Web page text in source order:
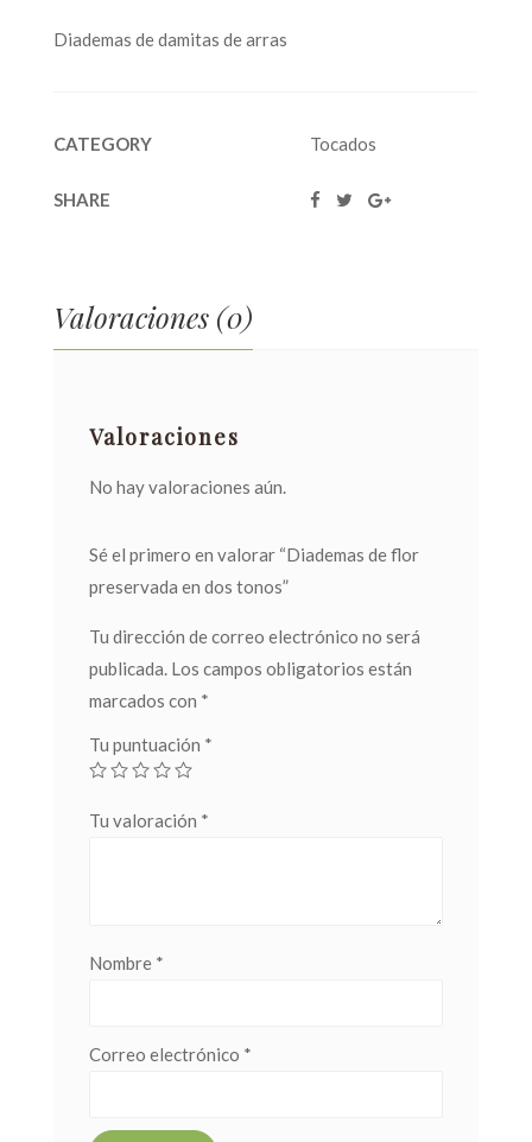
Diademas de damitas de arras
CATEGORY Tocados
SHARE
Valoraciones (0)
Valoraciones
No hay valoraciones aún.
Sé el primero en valorar “Diademas de flor
preservada en dos tonos”
Tu dirección de correo electrónico no será
publicada. Los campos obligatorios están
marcados con *
Tu puntuación *
Tu valoración *
Nombre *
Correo electrónico *